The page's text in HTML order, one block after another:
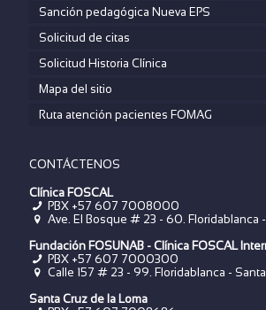
Sanción pedagógica Nueva EPS
Solicitud de citas
Solicitud Historia Clínica
Mapa del sitio
Ruta atención pacientes FOMAG
CONTÁCTENOS
Clínica FOSCAL
PBX +57 607 7008000
Ave. El Bosque # 23 - 60. Floridablanca
Fundación FOSUNAB - Clínica FOSCAL
PBX +57 607 7000300
Calle 157 # 23 - 99. Floridablanca -
Santa Cruz de la Loma